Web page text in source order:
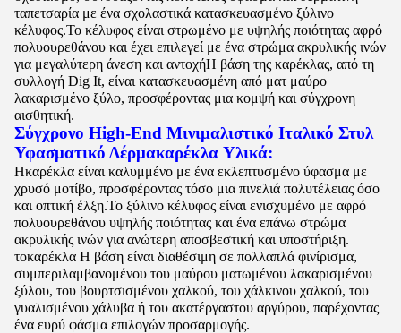
ταπετσαρία με ένα σχολαστικά κατασκευασμένο ξύλινο
κέλυφος.Το κέλυφος είναι στρωμένο με υψηλής ποιότητας αφρό
πολυουρεθάνου και έχει επιλεγεί με ένα στρώμα ακρυλικής ινών
για μεγαλύτερη άνεση και αντοχήΗ βάση της καρέκλας, από τη
συλλογή Dig It, είναι κατασκευασμένη από ματ μαύρο
λακαρισμένο ξύλο, προσφέροντας μια κομψή και σύγχρονη
αισθητική.
Σύγχρονο High-End Μινιμαλιστικό Ιταλικό Στυλ
Υφασματικό Δέρμακαρέκλα Υλικά:
Ηκαρέκλα είναι καλυμμένο με ένα εκλεπτυσμένο ύφασμα με
χρυσό μοτίβο, προσφέροντας τόσο μια πινελιά πολυτέλειας όσο
και οπτική έλξη.Το ξύλινο κέλυφος είναι ενισχυμένο με αφρό
πολυουρεθάνου υψηλής ποιότητας και ένα επάνω στρώμα
ακρυλικής ινών για ανώτερη αποσβεστική και υποστήριξη.
τοκαρέκλα Η βάση είναι διαθέσιμη σε πολλαπλά φινίρισμα,
συμπεριλαμβανομένου του μαύρου ματωμένου λακαρισμένου
ξύλου, του βουρτσισμένου χαλκού, του χάλκινου χαλκού, του
γυαλισμένου χάλυβα ή του ακατέργαστου αργύρου, παρέχοντας
ένα ευρύ φάσμα επιλογών προσαρμογής.